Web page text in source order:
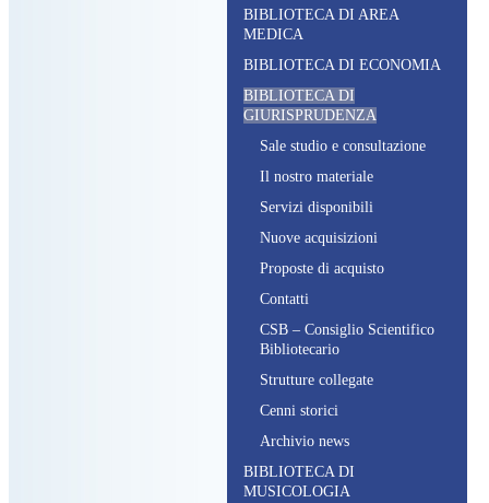
BIBLIOTECA DI AREA
MEDICA
BIBLIOTECA DI ECONOMIA
BIBLIOTECA DI
GIURISPRUDENZA
Sale studio e consultazione
Il nostro materiale
Servizi disponibili
Nuove acquisizioni
Proposte di acquisto
Contatti
CSB – Consiglio Scientifico
Bibliotecario
Strutture collegate
Cenni storici
Archivio news
BIBLIOTECA DI
MUSICOLOGIA